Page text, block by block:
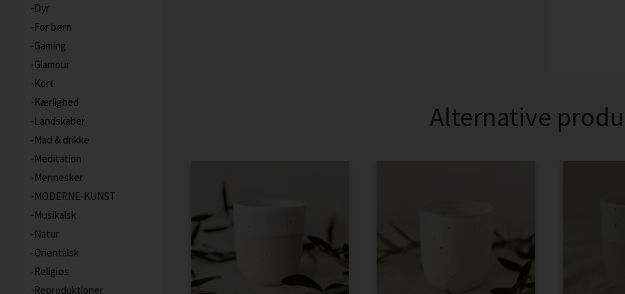
Dyr
For børn
Gaming
Glamour
Kort
Kærlighed
Landskaber
Mad & drikke
Meditation
Mennesker
MODERNE-KUNST
Musikalsk
Natur
Orientalsk
Religiøs
Reproduktioner
Alternative